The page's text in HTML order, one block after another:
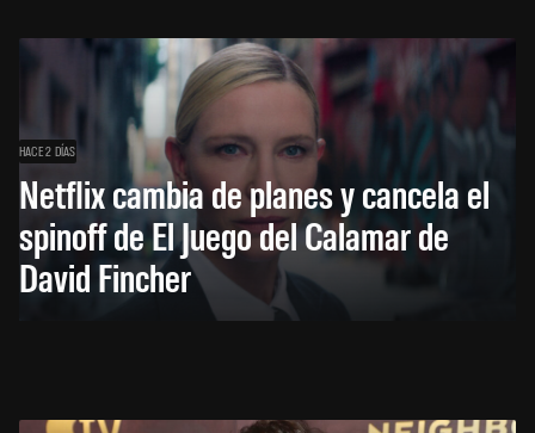
HACE 2 DÍAS
Netflix cambia de planes y cancela el
spinoff de El Juego del Calamar de
David Fincher